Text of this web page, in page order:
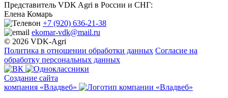
Представитель VDK Agri в России и СНГ:
Елена Комарь
+7 (920) 636-21-38
ekomar-vdk@mail.ru
© 2026 VDK-Agri
Политика в отношении обработки данных Согласие на
обработку персональных данных
Создание сайта
компания «Владвеб»